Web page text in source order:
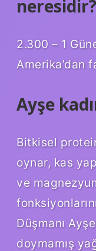
neresidir?
2.300 – 1
Amerika’dan
Ayşe
Bitkisel
oynar, kas
ve
Düşmanı
doymamış